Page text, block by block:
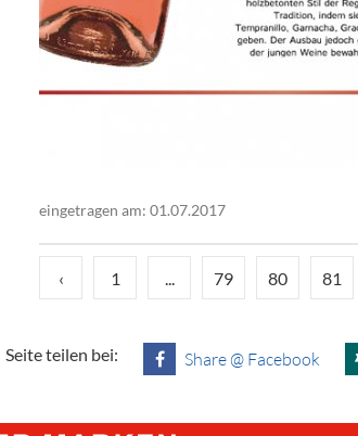
eingetragen am: 01.07.2017
‹ 1 ... 79 80 81
Seite teilen bei: Share @ Facebook